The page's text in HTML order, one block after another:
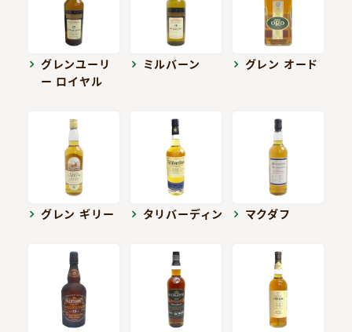
グレンユーリ
ー ロイヤル
ミルバーン グレン オード
グレン ギリー タリバーディン マクダフ